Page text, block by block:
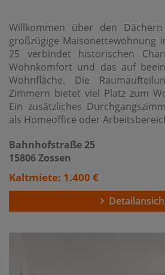
Willkommen über den
großzügige Maisonettewohnung
25 verbindet historischen
Wohnkomfort und das auf
Wohnfläche. Die
Zimmern bietet viel Platz zum
Ein zusätzliches
als Homeoffice oder
Bahnhofstraße 25
15806 Zossen
Kaltmiete: 1.400 €